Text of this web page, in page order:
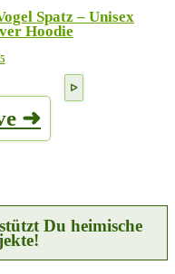
Produktseite
gewählt
Varianten
auf.
Optionen
Produktseite
gewählt
Spatz – Unisex
Hoodie
Dieses
Varianten
auf.
der
Produktseite
gewählt
werden
➜
Du heimische